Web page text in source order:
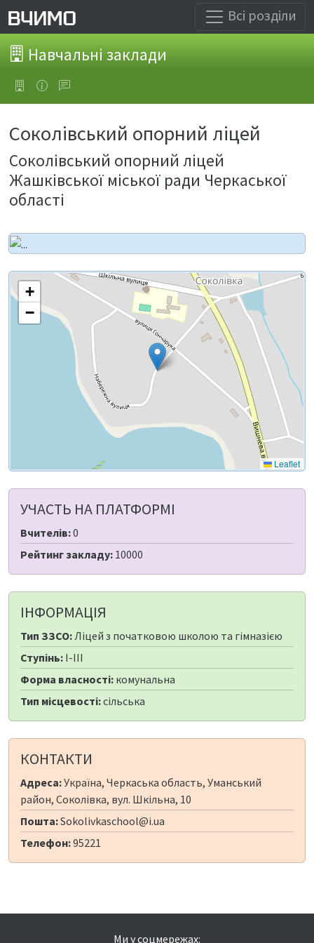
Всі розділи
Навчальні заклади
Соколівський опорний ліцей
Соколівський опорний ліцей
Жашківської міської ради Черкаської
області
+
−
Leaflet
УЧАСТЬ НА ПЛАТФОРМІ
Вчителів:0
Рейтинг закладу: 10000
ІНФОРМАЦІЯ
Тип ЗЗСО:Ліцей з початковою школою та гімназією
Ступінь: I-III
Форма власності: комунальна
Тип місцевості:сільська
КОНТАКТИ
Адреса:Україна, Черкаська область, Уманський
район, Соколівка, вул. Шкільна, 10
Пошта:Sokolivkaschool@i.ua
Телефон:95221
Ми у соцмережах: